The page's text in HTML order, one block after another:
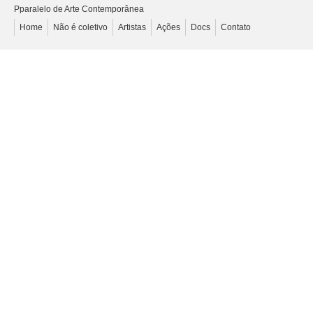
Pparalelo de Arte Contemporânea
Home
Não é coletivo Artistas Ações Docs Contato